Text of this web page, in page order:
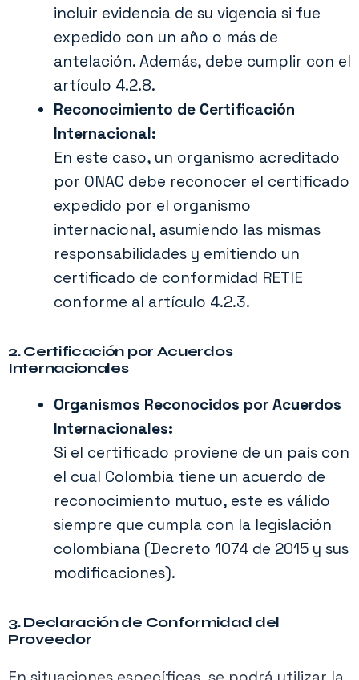
incluir evidencia de su vigencia si fue
expedido con un año o más de
antelación. Además, debe cumplir con el
artículo 4.2.8.
Reconocimiento de Certificación
Internacional:
En este caso, un organismo acreditado
por ONAC debe reconocer el certificado
expedido por el organismo
internacional, asumiendo las mismas
responsabilidades y emitiendo un
certificado de conformidad RETIE
conforme al artículo 4.2.3.
2. Certificación por Acuerdos
Internacionales
Organismos Reconocidos por Acuerdos
Internacionales:
Si el certificado proviene de un país con
el cual Colombia tiene un acuerdo de
reconocimiento mutuo, este es válido
siempre que cumpla con la legislación
colombiana (Decreto 1074 de 2015 y sus
modificaciones).
3. Declaración de Conformidad del
Proveedor